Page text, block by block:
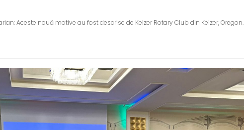
Aceste nouă motive au fost descrise de Keizer Rotary Club din Keizer, Oregon.